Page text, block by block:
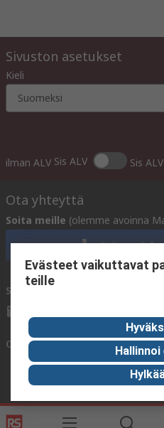
Sivuston asetukset
Kieli
Suomeksi
ilman ALV Sis ALV Sis ALV
Ota yhteyttä
Soita meille (olemme avoinna
Soita
Sähköpostitse meille
Ota yhteyttä meihin
Hyödyllisiä linkkejä
Evästeet vaikuttavat
teille